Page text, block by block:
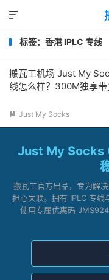

标签：香港 IPLC 专线
搬瓦工机场 Just My
线怎么样？300M独享带
 Just My Socks
Just My Socks
搬瓦工官方出品，专为解
担心失联。拥有 IPLC 专线
使用专属优惠码